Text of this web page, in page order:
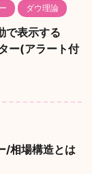
ダウ理論
で表示する
ー(アラート付
/相場構造とは